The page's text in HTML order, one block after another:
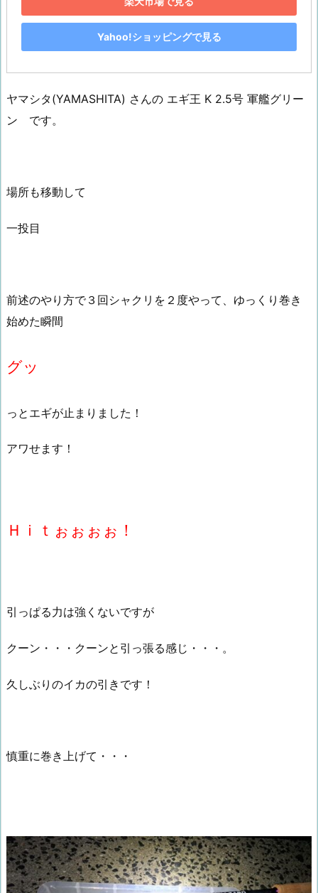
Yahoo!ショッピングで見る
ヤマシタ(YAMASHITA) さんの エギ王 K 2.5号 軍艦グリー
ン です。
場所も移動して
一投目
前述のやり方で３回シャクリを２度やって、ゆっくり巻き
始めた瞬間
グッ
っとエギが止まりました！
アワせます！
Ｈｉｔぉぉぉぉ！
引っぱる力は強くないですが
クーン・・・クーンと引っ張る感じ・・・。
久しぶりのイカの引きです！
慎重に巻き上げて・・・